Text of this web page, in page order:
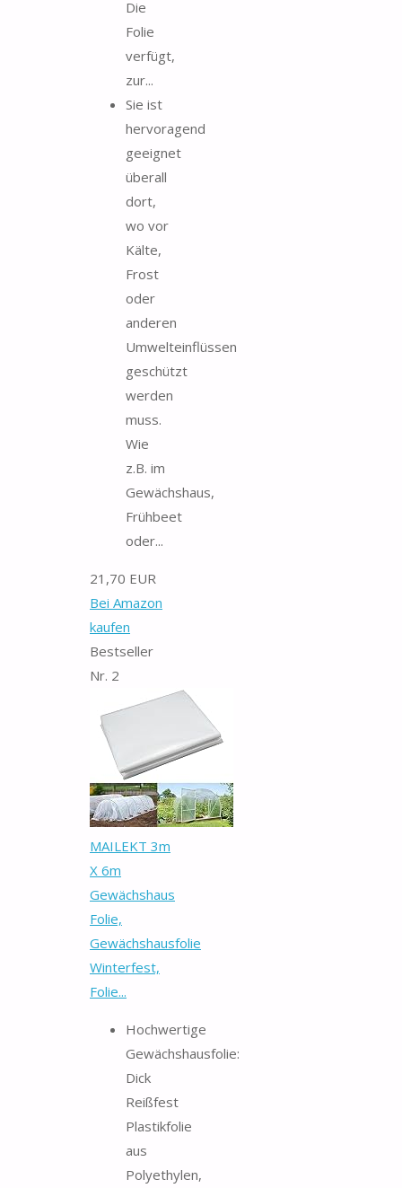
Die
Folie
verfügt,
zur...
Sie ist
hervoragend
geeignet
überall
dort,
wo vor
Kälte,
Frost
oder
anderen
Umwelteinflüssen
geschützt
werden
muss.
Wie
z.B. im
Gewächshaus,
Frühbeet
oder...
21,70 EUR
Bei Amazon
kaufen
Bestseller
Nr. 2
MAILEKT 3m
X 6m
Gewächshaus
Folie,
Gewächshausfolie
Winterfest,
Folie...
Hochwertige
Gewächshausfolie:
Dick
Reißfest
Plastikfolie
aus
Polyethylen,